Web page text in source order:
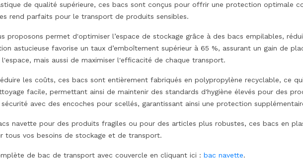
de qualité supérieure, ces bacs sont conçus pour offrir une protection optimale
rend parfaits pour le transport de produits sensibles.
proposons permet d'optimiser l’espace de stockage grâce à des bacs empilables,
astucieuse favorise un taux d’emboîtement supérieur à 65 %, assurant un gain de
mais aussi de maximiser l'efficacité de chaque transport.
les coûts, ces bacs sont entièrement fabriqués en polypropylène recyclable, ce
facile, permettant ainsi de maintenir des standards d'hygiène élevés pour des
avec des encoches pour scellés, garantissant ainsi une protection
navette pour des produits fragiles ou pour des articles plus robustes, ces bacs en
tous vos besoins de stockage et de transport.
de bac de transport avec couvercle en cliquant ici : bac navette.